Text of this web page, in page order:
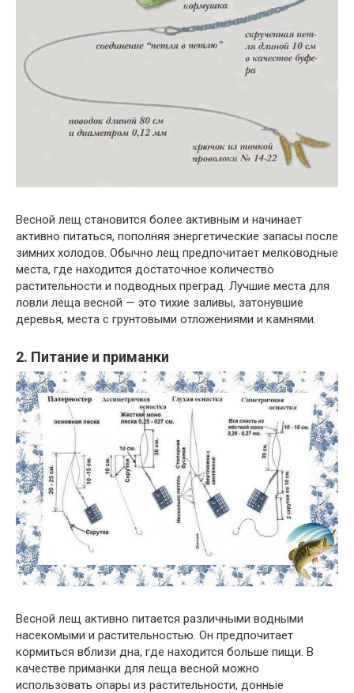
Весной лещ становится более активным и начинает
активно питаться, пополняя энергетические запасы после
зимних холодов. Обычно лещ предпочитает мелководные
места, где находится достаточное количество
растительности и подводных преград. Лучшие места для
ловли леща весной — это тихие заливы, затонувшие
деревья, места с грунтовыми отложениями и камнями.
2. Питание и приманки
Весной лещ активно питается различными водными
насекомыми и растительностью. Он предпочитает
кормиться вблизи дна, где находится больше пищи. В
качестве приманки для леща весной можно
использовать опары из растительности, донные